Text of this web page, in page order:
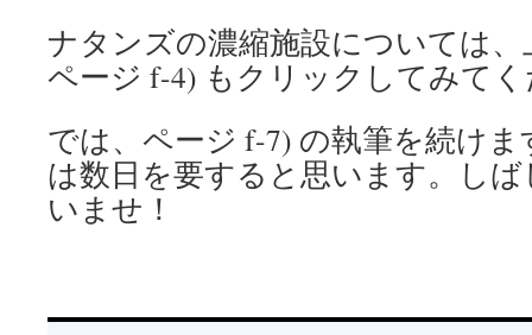
ナタンズの濃縮施設については
ページ f-4) もクリックしてみて
では、ページ f-7) の執筆を続け
は数日を要すると思います。し
いませ！